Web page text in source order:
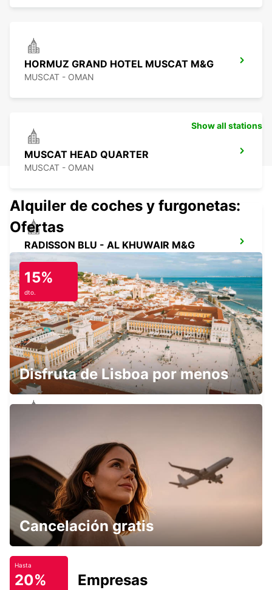
HORMUZ GRAND HOTEL MUSCAT M&G
MUSCAT - OMAN
MUSCAT HEAD QUARTER
MUSCAT - OMAN
RADISSON BLU - AL KHUWAIR M&G
MUSCAT - OMAN
PARK INN BY RADISSON MUSCAT M&G
MUSCAT - OMAN
Show all stations
Alquiler de coches y furgonetas:
Ofertas
15%
dto.
Disfruta de Lisboa por menos
Cancelación gratis
Hasta
20% Empresas